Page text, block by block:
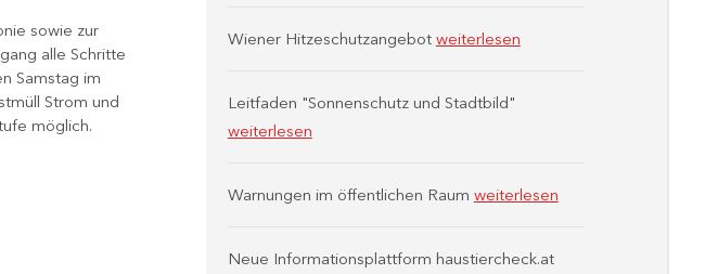
sowie zur
alle Schritte
Samstag im
Strom und
möglich.
Wiener Hitzeschutzangebot weiterlesen
Leitfaden "Sonnenschutz und Stadtbild"
weiterlesen
Warnungen im öffentlichen Raum weiterlesen
Neue Informationsplattform haustiercheck.at